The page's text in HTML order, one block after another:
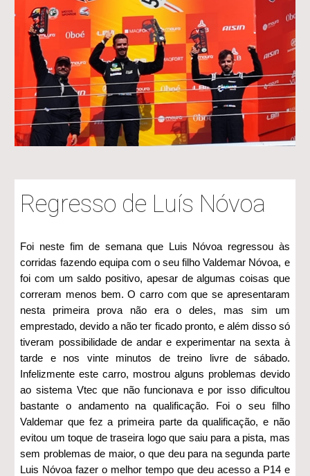
Regresso de Luís Nóvoa
Foi neste fim de semana que Luis Nóvoa regressou às
corridas fazendo equipa com o seu filho Valdemar Nóvoa, e
foi com um saldo positivo, apesar de algumas coisas que
correram menos bem. O carro com que se apresentaram
nesta primeira prova não era o deles, mas sim um
emprestado, devido a não ter ficado pronto, e além disso só
tiveram possibilidade de andar e experimentar na sexta à
tarde e nos vinte minutos de treino livre de sábado.
Infelizmente este carro, mostrou alguns problemas devido
ao sistema Vtec que não funcionava e por isso dificultou
bastante o andamento na qualificação. Foi o seu filho
Valdemar que fez a primeira parte da qualificação, e não
evitou um toque de traseira logo que saiu para a pista, mas
sem problemas de maior, o que deu para na segunda parte
Luis Nóvoa fazer o melhor tempo que deu acesso a P14 e